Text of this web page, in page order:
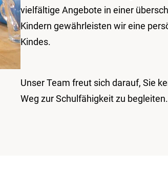
vielfältige Angebote in einer
Kindern gewährleisten wir eine
Kindes.
Unser Team freut sich darauf, Sie
Weg zur Schulfähigkeit zu begleiten.